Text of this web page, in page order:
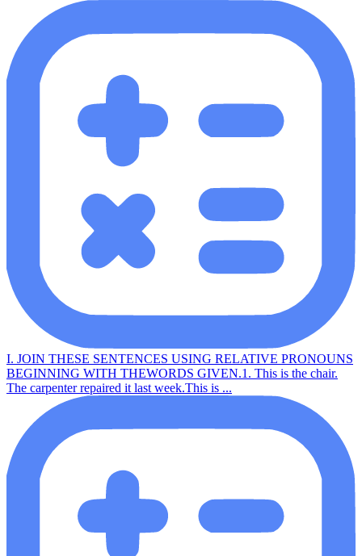
I. JOIN THESE SENTENCES USING RELATIVE PRONOUNS
BEGINNING WITH THEWORDS GIVEN.1. This is the chair.
The carpenter repaired it last week.This is ...